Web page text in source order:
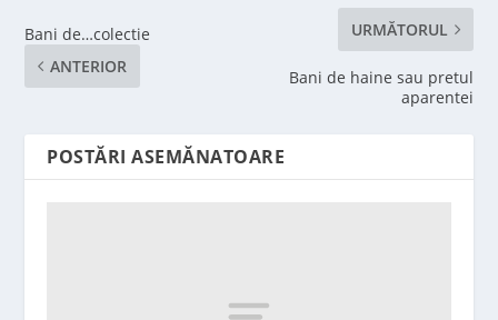
Bani de…colectie
ANTERIOR
URMĂTORUL
Bani de haine sau pretul
aparentei
POSTĂRI ASEMĂNATOARE